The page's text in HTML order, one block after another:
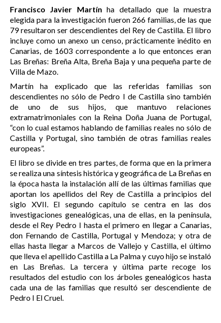
Francisco Javier Martín ha detallado que la muestra
elegida para la investigación fueron 266 familias, de las que
79 resultaron ser descendientes del Rey de Castilla. El libro
incluye como un anexo un censo, prácticamente inédito en
Canarias, de 1603 correspondente a lo que entonces eran
Las Breñas: Breña Alta, Breña Baja y una pequeña parte de
Villa de Mazo.
Martín ha explicado que las referidas familias son
descendientes no sólo de Pedro I de Castillasino también
de uno de sus hijos, que mantuvo relaciones
extramatrimoniales con la Reina Doña Juana de Portugal,
“con lo cual estamos hablando de familias reales no sólo de
Castilla y Portugal, sino también de otras familias reales
europeas”.
El libro se divide en tres partes, de forma que en la primera
se realiza una síntesis histórica y geográfica de La Breñas en
la época hasta la instalación allí de las últimas familias que
aportan los apellidos del Rey de Castilla a principios del
siglo XVII. El segundo capítulo se centra en las dos
investigaciones genealógicas, una de ellas, en la península,
desde el Rey Pedro I hasta el primero en llegar a Canarias,
don Fernando de Castilla, Portugal y Mendoza; y otra de
ellas hasta llegar a Marcos de Vallejo y Castilla, el último
que lleva el apellido Castilla a La Palma y cuyo hijo se instaló
en Las Breñas. La tercera y última parte recoge los
resultados del estudio con los árboles genealógicos hasta
cada una de las familias que resultó ser descendiente de
Pedro I El Cruel.